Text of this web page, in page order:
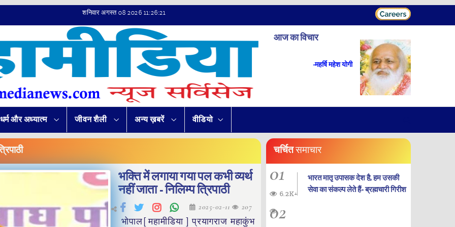
शनिवार अगस्त 08 2026 11:26:22
आज का विचार
-महर्षि महेश योगी
धर्म और अध्यात्म जीवन शैली अन्य ख़बरें वीडियो
भक्ति में लगाया गया पल कभी व्यर्थ
नहीं जाता - निलिम्प त्रिपाठी
2025-02-11 207
भोपाल[ महामीडिया ] प्रयागराज महाकुंभ
चर्चितसमाचार
01
भारत मातृ उपासक देश है, हम उसकी
सेवा का संकल्प लेते हैं- ब्रह्मचारी गिरीश
6.2K+
02